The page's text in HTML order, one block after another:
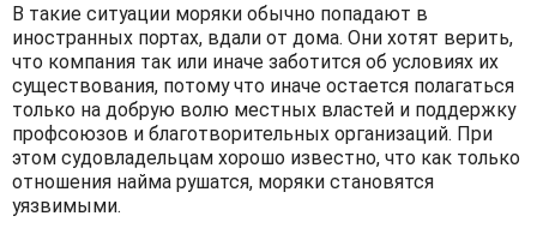
В такие ситуации моряки обычно попадают в
иностранных портах, вдали от дома. Они хотят верить,
что компания так или иначе заботится об условиях их
существования, потому что иначе остается полагаться
только на добрую волю местных властей и поддержку
профсоюзов и благотворительных организаций. При
этом судовладельцам хорошо известно, что как только
отношения найма рушатся, моряки становятся
уязвимыми.